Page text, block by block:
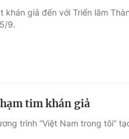
khán giả đến với Triển lãm
9.
tim khán giả
trình “Việt Nam trong tôi”